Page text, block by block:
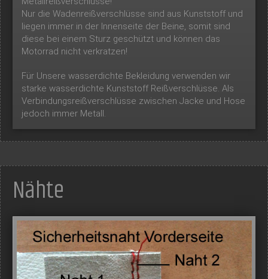
Nur die Wadenreißverschlüsse sind aus Kunststoff und
liegen immer in der Innenseite der Beine, somit sind
diese bei einem Sturz geschützt und können das
Motorrad nicht verkratzen!
Für Unsere wasserdichte Bekleidung verwenden wir
starke wasserdichte Kunststoff Reißverschlüsse. Als
Verbindungsreißverschlüsse zwischen Jacke und Hose
jedoch immer Metall.
Nähte